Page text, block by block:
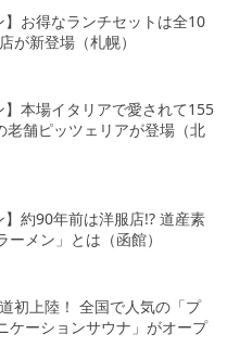
】お得なランチセットは全10
が新登場（札幌）
】本場イタリアで愛されて155
老舗ピッツェリアが登場（北
】約90年前は洋服店!? 道産素
メン」とは（函館）
初上陸！ 全国で人気の「プ
ケーションサウナ」がオープ